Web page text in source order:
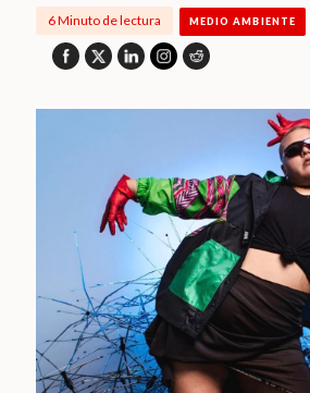
6 Minuto de lectura MEDIO AMBIENTE